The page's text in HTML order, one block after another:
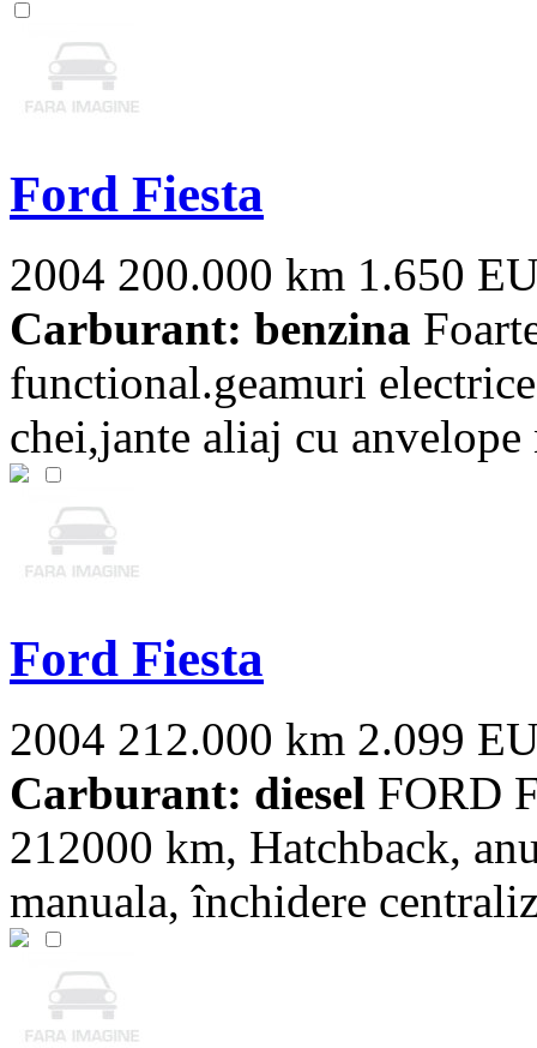
Ford Fiesta
2004 200.000 km 1.650
Carburant: benzina
functional.geamuri
chei,jante aliaj cu
Ford Fiesta
2004 212.000 km 2.099
Carburant: diesel FORD
212000 km, Hatchback,
manuala, închidere